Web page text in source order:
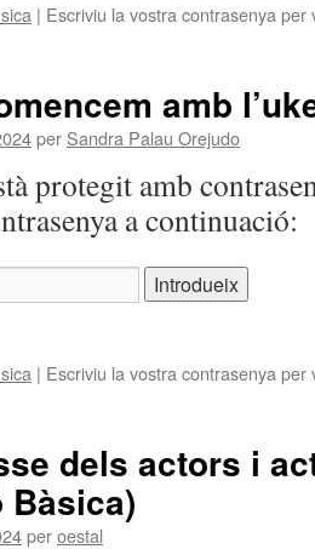
| Escriviu la vostra contrasenya per
amb
per Sandra Palau Orejudo
protegit amb
a continuació:
| Escriviu la vostra contrasenya per
dels actors i
Bàsica)
peroestal